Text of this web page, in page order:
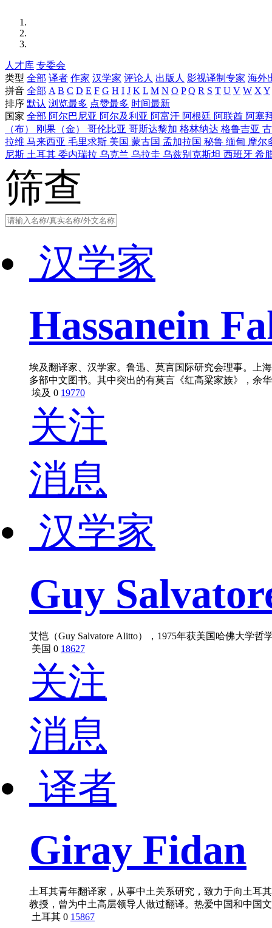
人才库 专委会
类型 全部 译者 作家 汉学家 评论人 出版人 影视译制专家 海外
拼音 全部 A B C D E F G H I J K L M N O P Q R S T U V W X Y
排序 默认 浏览最多 点赞最多 时间最新
国家 全部 阿尔巴尼亚 阿尔及利亚 阿富汗 阿根廷 阿联酋 阿塞
（布）
刚果（金） 哥伦比亚 哥斯达黎加 格林纳达 格鲁吉亚
拉维 马来西亚 毛里求斯 美国 蒙古国 孟加拉国 秘鲁 缅甸 摩尔
尼斯 土耳其 委内瑞拉 乌克兰 乌拉圭 乌兹别克斯坦 西班牙 希
筛查
汉学家
Hassanein
埃及翻译家、汉学家。鲁迅、莫言国际研究会理事。上
多部中文图书。其中突出的有莫言《红高粱家族》，余
埃及 0 19770
关注
消息
汉学家
Guy
艾恺（Guy Salvatore Alitto），1975年获美国哈佛大学
美国 0 18627
关注
消息
译者
Giray Fidan
土耳其青年翻译家，从事中土关系研究，致力于向土耳
教授，曾为中土高层领导人做过翻译。热爱中国和中国
的传入与中国的奥斯曼人》、《时间打不败的国家:中
土耳其 0 15867